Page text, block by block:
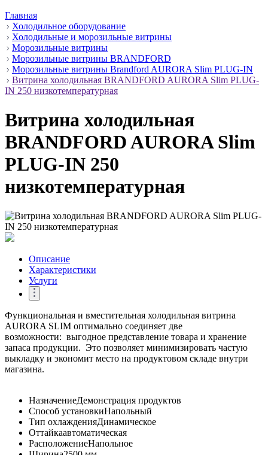
Главная
Холодильное оборудование
Холодильные и морозильные витрины
Морозильные витрины
Морозильные витрины BRANDFORD
Морозильные витрины Brandford AURORA Slim PLUG-IN
Витрина холодильная BRANDFORD AURORA Slim PLUG-
IN 250 низкотемпературная
Витрина холодильная
BRANDFORD AURORA Slim
PLUG-IN 250
низкотемпературная
Описание
Характеристики
Услуги
Функциональная и вместительная холодильная витрина
AURORA SLIM оптимально соединяет две
возможности: выгодное представление товара и хранение
запаса продукции. Это позволяет минимизировать частую
выкладку и экономит место на продуктовом складе внутри
магазина.
НазначениеДемонстрация продуктов
Способ установкиНапольный
Тип охлажденияДинамическое
Оттайкаавтоматическая
РасположениеНапольное